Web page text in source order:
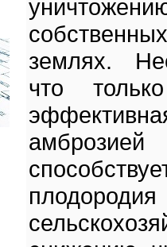
землях.
что
плодородия